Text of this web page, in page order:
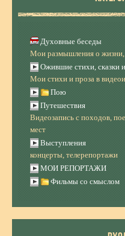
Духовные беседы
Мои размышления о
Ожившие стихи, сказки
Мои стихи и проза в
Пою
Путешествия
Видеозапись с походов,
мест
Выступления
концерты, телерепортажи
МОИ РЕПОРТАЖИ
Фильмы со смыслом